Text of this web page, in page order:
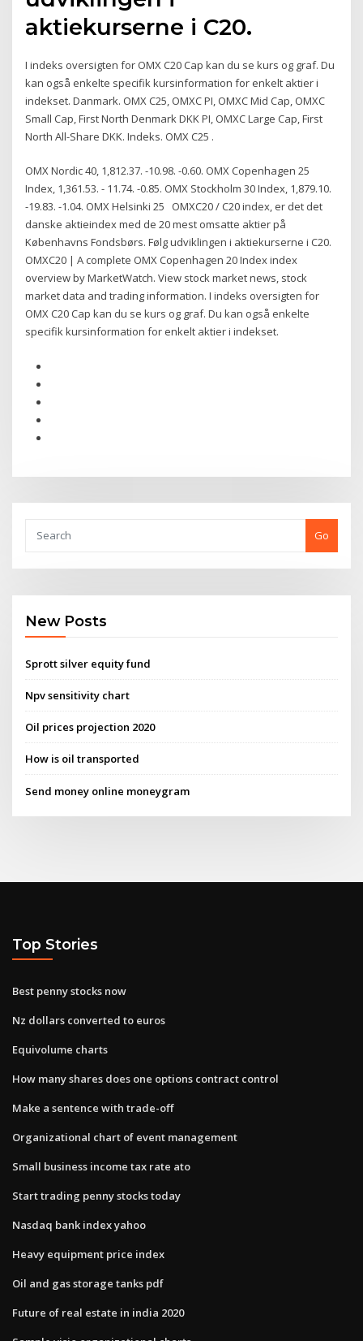
aktiekurserne i C20.
I indeks oversigten for OMX C20 Cap kan du se kurs og graf. Du
kan også enkelte specifik kursinformation for enkelt aktier i
indekset. Danmark. OMX C25, OMXC PI, OMXC Mid Cap, OMXC
Small Cap, First North Denmark DKK PI, OMXC Large Cap, First
North All-Share DKK. Indeks. OMX C25 .
OMX Nordic 40, 1,812.37. -10.98. -0.60. OMX Copenhagen 25
Index, 1,361.53. - 11.74. -0.85. OMX Stockholm 30 Index, 1,879.10.
-19.83. -1.04. OMX Helsinki 25 OMXC20 / C20 index, er det det
danske aktieindex med de 20 mest omsatte aktier på
Københavns Fondsbørs. Følg udviklingen i aktiekurserne i C20.
OMXC20 | A complete OMX Copenhagen 20 Index index
overview by MarketWatch. View stock market news, stock
market data and trading information. I indeks oversigten for
OMX C20 Cap kan du se kurs og graf. Du kan også enkelte
specifik kursinformation for enkelt aktier i indekset.
Go
New Posts
Sprott silver equity fund
Npv sensitivity chart
Oil prices projection 2020
How is oil transported
Send money online moneygram
Top Stories
Best penny stocks now
Nz dollars converted to euros
Equivolume charts
How many shares does one options contract control
Make a sentence with trade-off
Organizational chart of event management
Small business income tax rate ato
Start trading penny stocks today
Nasdaq bank index yahoo
Heavy equipment price index
Oil and gas storage tanks pdf
Future of real estate in india 2020